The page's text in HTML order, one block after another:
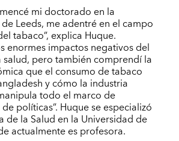
mi doctorado en la
Leeds, me adentré en el campo
tabaco”, explica Huque.
enormes impactos negativos del
pero también comprendí la
que el consumo de tabaco
y cómo la industria
todo el marco de
políticas”. Huque se especializó
de la Salud en la Universidad de
actualmente es profesora.